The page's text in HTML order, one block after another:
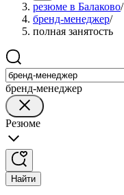
резюме в Балаково/
бренд-менеджер/
полная занятость
бренд-менеджер
Резюме
Найти